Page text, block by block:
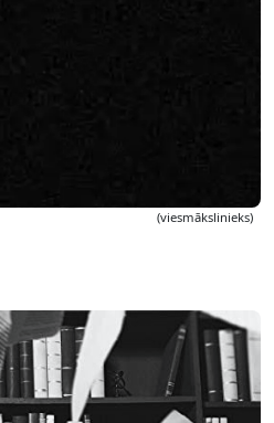
(viesmākslinieks)